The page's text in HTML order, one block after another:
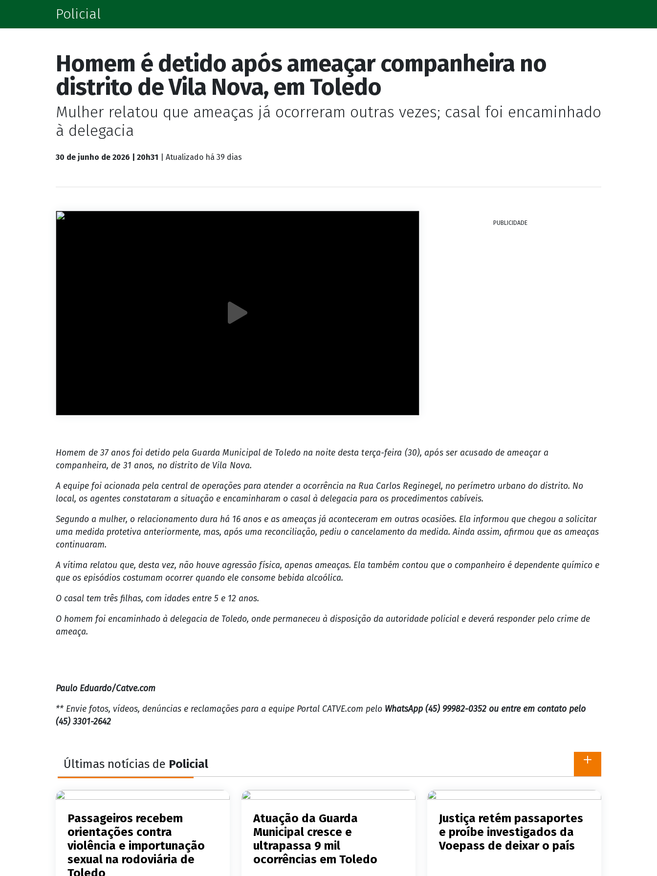
Policial
Homem é detido após ameaçar companheira no
distrito de Vila Nova, em Toledo
Mulher relatou que ameaças já ocorreram outras vezes; casal foi encaminhado
à delegacia
30 de junho de 2026 | 20h31 | Atualizado há 39 dias
PUBLICIDADE
Homem de 37 anos foi detido pela Guarda Municipal de Toledo na noite desta terça-feira (30), após ser acusado de ameaçar a
companheira, de 31 anos, no distrito de Vila Nova.
A equipe foi acionada pela central de operações para atender a ocorrência na Rua Carlos Reginegel, no perímetro urbano do distrito. No
local, os agentes constataram a situação e encaminharam o casal à delegacia para os procedimentos cabíveis.
Segundo a mulher, o relacionamento dura há 16 anos e as ameaças já aconteceram em outras ocasiões. Ela informou que chegou a solicitar
uma medida protetiva anteriormente, mas, após uma reconciliação, pediu o cancelamento da medida. Ainda assim, afirmou que as ameaças
continuaram.
A vítima relatou que, desta vez, não houve agressão física, apenas ameaças. Ela também contou que o companheiro é dependente químico e
que os episódios costumam ocorrer quando ele consome bebida alcoólica.
O casal tem três filhas, com idades entre 5 e 12 anos.
O homem foi encaminhado à delegacia de Toledo, onde permaneceu à disposição da autoridade policial e deverá responder pelo crime de
ameaça.
Paulo Eduardo/Catve.com
** Envie fotos, vídeos, denúncias e reclamações para a equipe Portal CATVE.com pelo WhatsApp (45) 99982-0352 ou entre em contato pelo
(45) 3301-2642
Últimas notícias de Policial
Passageiros recebem
orientações contra
violência e importunação
sexual na rodoviária de
Toledo
Atuação da Guarda
Municipal cresce e
ultrapassa 9 mil
ocorrências em Toledo
Justiça retém passaportes
e proíbe investigados da
Voepass de deixar o país